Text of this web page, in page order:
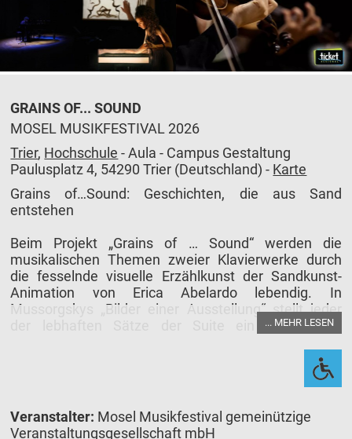
GRAINS OF... SOUND
MOSEL MUSIKFESTIVAL 2026
Trier, Hochschule - Aula - Campus Gestaltung
Paulusplatz 4, 54290 Trier (Deutschland) - Karte
Grains of…Sound: Geschichten, die aus Sand
entstehen
Beim Projekt „Grains of … Sound“ werden die
musikalischen Themen zweier Klavierwerke durch
die fesselnde visuelle Erzählkunst der Sandkunst-
Animation von Erica Abelardo lebendig. In
Mussorgskys „Bilder einer Ausstellung“ stellt jeder
der lebhaften Sätze der Suite ein bestimmtes
Hartmann dar, während Ravels „Gaspard de la Nuit“
von der Poesie Aloysius Bertrands inspiriert ist. Die
Bezüge zu den Gemälden und die Erzählung der
Gedichte bilden die Grundlage für die Live-
Performance der italienischen Künstlerin.
... MEHR LESEN
Veranstalter: Mosel Musikfestival gemeinützige
Veranstaltungsgesellschaft mbH